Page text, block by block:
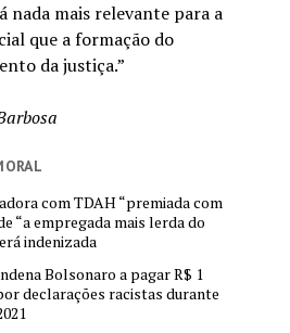
nada mais relevante para a
que a formação do
da justiça.”
com TDAH “premiada com
“a empregada mais lerda do
indenizada
Bolsonaro a pagar R$ 1
declarações racistas durante